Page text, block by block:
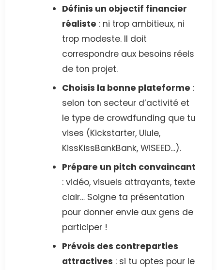
Définis un objectif financier
réaliste : ni trop ambitieux, ni
trop modeste. Il doit
correspondre aux besoins réels
de ton projet.
Choisis la bonne plateforme :
selon ton secteur d’activité et
le type de crowdfunding que tu
vises (Kickstarter, Ulule,
KissKissBankBank, WiSEED…).
Prépare un pitch convaincant
: vidéo, visuels attrayants, texte
clair… Soigne ta présentation
pour donner envie aux gens de
participer !
Prévois des contreparties
attractives : si tu optes pour le